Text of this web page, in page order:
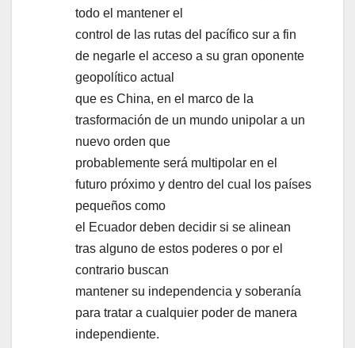
todo el mantener el
control de las rutas del pacífico sur a fin
de negarle el acceso a su gran oponente
geopolítico actual
que es China, en el marco de la
trasformación de un mundo unipolar a un
nuevo orden que
probablemente será multipolar en el
futuro próximo y dentro del cual los países
pequeños como
el Ecuador deben decidir si se alinean
tras alguno de estos poderes o por el
contrario buscan
mantener su independencia y soberanía
para tratar a cualquier poder de manera
independiente.